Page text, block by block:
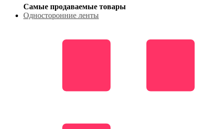
Самые продаваемые товары
Односторонние ленты